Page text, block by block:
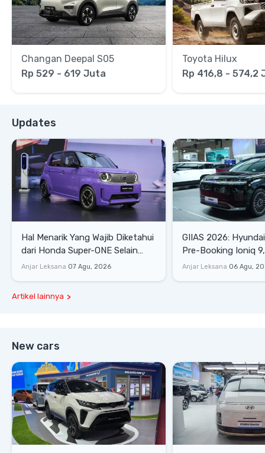
Changan Deepal S05
Rp 529 - 619 Juta
Toyota Hilux
Rp 416,8 - 574,2
Updates
Hal Menarik Yang Wajib Diketahui
dari Honda Super-ONE Selain
Harga
Anjar Leksana 07 Agu, 2026
GIIAS 2026:
Pre-Booking Ioniq
Rp1,49 Miliar
Anjar Leksana 06 Agu,
Artikel lainnya
New cars